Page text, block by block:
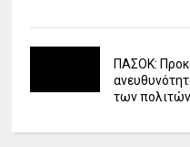
ΠΑΣΟΚ:
των